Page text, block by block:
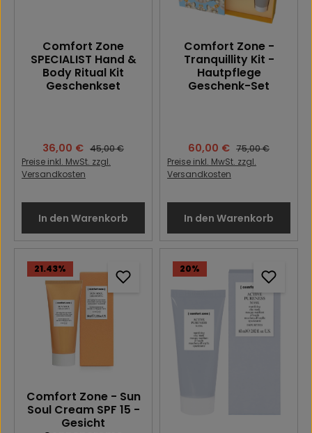
Comfort Zone
SPECIALIST Hand &
Body Ritual Kit
Geschenkset
Verkaufspreis:
36,00 € Regulärer Preis:
45,00 €
Preise inkl. MwSt. zzgl.
Versandkosten
In den Warenkorb
Comfort Zone -
Tranquillity Kit -
Hautpflege
Geschenk-Set
Verkaufspreis:
60,00 € Regulärer Preis:
75,00 €
Preise inkl. MwSt. zzgl.
Versandkosten
In den Warenkorb
21.43%
Comfort Zone - Sun
Soul Cream SPF 15 -
Gesicht
20%